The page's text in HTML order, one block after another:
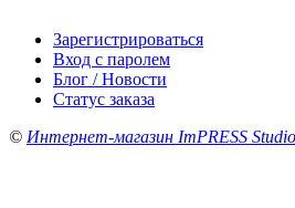
Зарегистрироваться
Вход с паролем
Блог / Новости
Статус заказа
© Интернет-магазин ImPRESS